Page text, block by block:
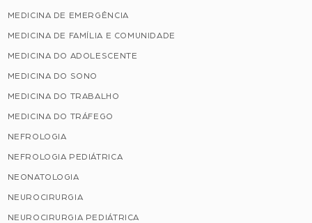
MEDICINA DE EMERGÊNCIA
MEDICINA DE FAMÍLIA E COMUNIDADE
MEDICINA DO ADOLESCENTE
MEDICINA DO SONO
MEDICINA DO TRABALHO
MEDICINA DO TRÁFEGO
NEFROLOGIA
NEFROLOGIA PEDIÁTRICA
NEONATOLOGIA
NEUROCIRURGIA
NEUROCIRURGIA PEDIÁTRICA